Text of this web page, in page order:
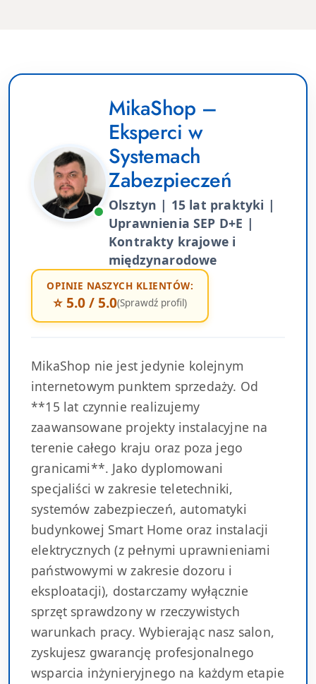
MikaShop –
Eksperci w
Systemach
Zabezpieczeń
Olsztyn | 15 lat praktyki |
Uprawnienia SEP D+E |
Kontrakty krajowe i
międzynarodowe
OPINIE NASZYCH KLIENTÓW:
⭐ 5.0 / 5.0(Sprawdź profil)
MikaShop nie jest jedynie kolejnym
internetowym punktem sprzedaży. Od
**15 lat czynnie realizujemy
zaawansowane projekty instalacyjne na
terenie całego kraju oraz poza jego
granicami**. Jako dyplomowani
specjaliści w zakresie teletechniki,
systemów zabezpieczeń, automatyki
budynkowej Smart Home oraz instalacji
elektrycznych (z pełnymi uprawnieniami
państwowymi w zakresie dozoru i
eksploatacji), dostarczamy wyłącznie
sprzęt sprawdzony w rzeczywistych
warunkach pracy. Wybierając nasz salon,
zyskujesz gwarancję profesjonalnego
wsparcia inżynieryjnego na każdym etapie